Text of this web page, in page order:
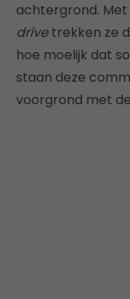
achtergrond.
drivetrekken ze
hoe moelijk dat
staan deze
voorgrond met